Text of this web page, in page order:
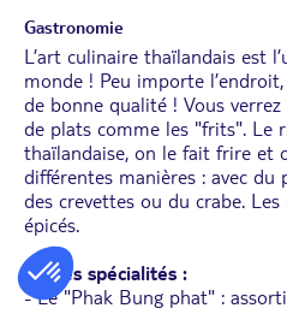
Gastronomie
L’art culinaire thaïlandais est
monde ! Peu importe
de bonne qualité ! Vous
de plats comme les "frits". Le
thaïlandaise, on le fait frire et
différentes manières : avec
des crevettes ou du crabe.
épicés.
Autres spécialités :
- Le "Phak Bung phat" :